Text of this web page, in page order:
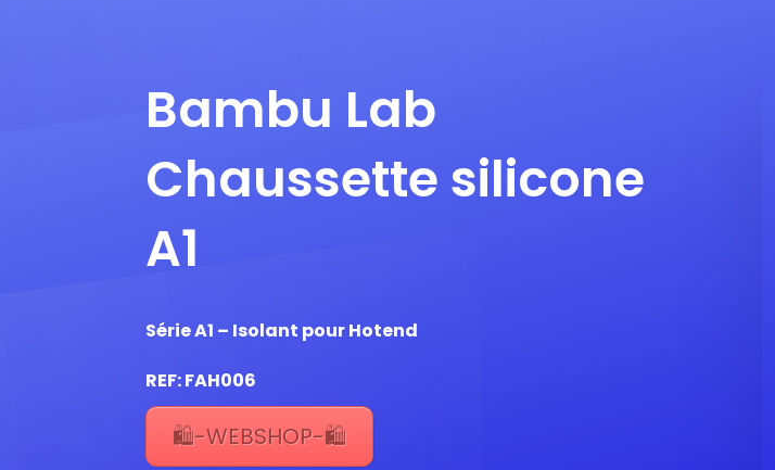
Bambu Lab
Chaussette silicone
A1
Série A1 – Isolant pour Hotend
REF: FAH006
🛍️-WEBSHOP-🛍️